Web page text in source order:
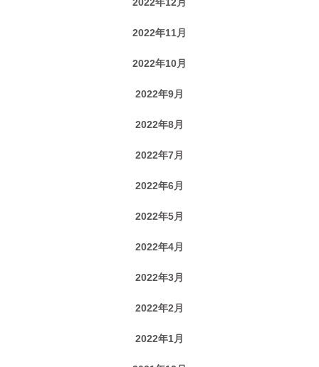
2022年11月
2022年10月
2022年9月
2022年8月
2022年7月
2022年6月
2022年5月
2022年4月
2022年3月
2022年2月
2022年1月